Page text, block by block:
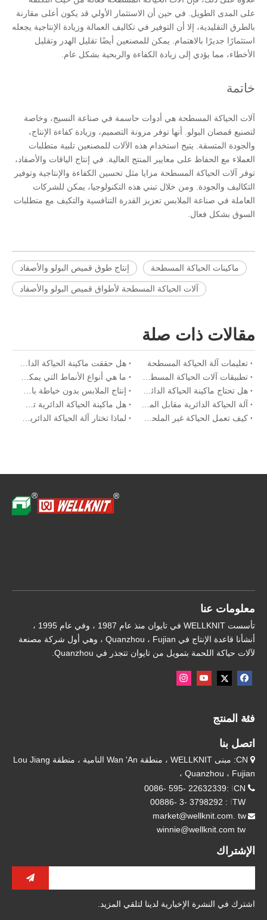
على المدى الطويل. في حين أن الاستثمار الأولي قد يكون أعلى مقارنة
بالطرق التقليدية، إلا أن التوفير في تكاليف العمالة وزيادة الإنتاجية يجعله
استثمارًا جديرًا بالاهتمام. يمكن للمصنعين أيضًا تقليل الهدر وتقليل
الأخطاء، مما يؤدي إلى زيادة الكفاءة والربحية بشكل عام.
خاتمة
آلات الحياكة المسطحة هي أدوات حاسمة في صناعة النسيج، وخاصة
لتصنيع قمصان البولو. أنها توفر مرونة التصميم، وزيادة كفاءة الإنتاج،
والجودة المتسقة. يتيح استخدام هذه الآلات للمصنعين تلبية متطلبات
العملاء مع الحفاظ على معايير المنتج العالية. في إنتاج الياقات والأصفاد،
توفر آلات الحياكة المسطحة مزايا مثل تحسين الكفاءة والإنتاجية وتوفير
التكاليف والجودة. ومن خلال تبني هذه التكنولوجيا، يمكن للشركات
العاملة في صناعة الملابس تعزيز القدرة التنافسية والتكيف مع متطلبات
السوق بشكل فعال.
إنتاج طوق قميص البولو والأصفاد ماكينات الحياكة المسطحة
آلات الحياكة المسطحة لأطواق قميص البولو والأصفاد
مقالات ذات صلة
هل حققت ماكينة الحياكة الدائرية المزدوجة نجاحًا كبيرًا في السوق؟
تعليمات آلة الحياكة المسطحة
ما هي أنواع الأنماط التي يمكن لآلة الحياكة المسطحة أن تحبكها؟
تطبيقات آلات الحياكة المسطحة في إنتاج ياقات قميص البولو والأصفاد
إنتاج الملابس بدون خياطة باستخدام آلات الحياكة المسطحة
هل تحتاج ماكينة الحياكة الدائرية إلى صيانة دورية؟
هل ماكينة الحياكة الدائرية تستحق الشراء؟
آلة الحياكة الدائرية مقابل المسطحة: دليل المقارنة المرئية
لماذا تختار آلة الحياكة الدائرية للبدلات الرسمية
كيف تعمل الحياكة غير الملحومة على تعزيز التنفس وتتناسب مع اللانغى البيئي
معلومات عنا
تأسست WELLKNIT في تايوان منذ عام 1987 ، وفي عام 1995 ،
أنشأنا قاعدة الإنتاج في Quanzhou ، Fujian ، وهي أول شركة مصنعة
لآلات حياكة اللحمة بتمويل من تايوان تتجذر في Quanzhou.
فئة المنتج
اتصل بنا

CN: مبنى WELLKNIT ، منطقة Wan 'An النامية ، منطقة Lou Jiang
، Quanzhou ، Fujian

CN
:22632339 -595 -0086
: 3798292 -3 -00886

market@wellknit.com. tw
winnie@wellknit.com tw
الإشتراك
اشترك في النشرة الإخبارية لدينا لتلقي المزيد.